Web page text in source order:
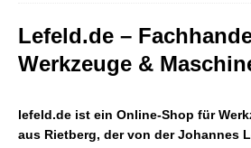
Lefeld.de –
Werkzeuge &
lefeld.de ist ein Online-Shop für
aus Rietberg, der von der Johannes